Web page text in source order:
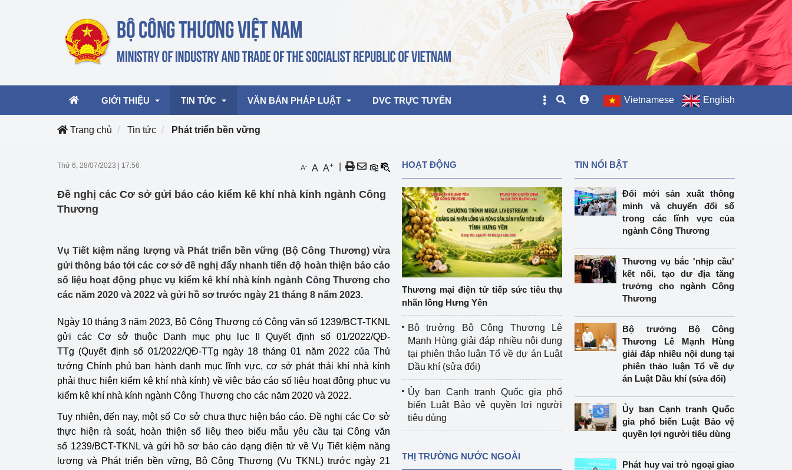
GIỚI THIỆU
Cơ cấu tổ chức
TIN TỨC
Hoạt động của Lãnh đạo Bộ
mại, Dịch vụ Việt Nam 2026
Hoạt động của Bộ trưởng
Công Thương - Công luận
Họp báo
Thông cáo báo chí
Điểm báo
Chuyển đổi số
Lịch sử phát triển
Bản tin Thị trường Nông Lâm Thủy sản
Phát triển nguồn nhân lực
Phát triển bền vững
Tổ chức kiểm định
Tổ chức kiểm định kỹ thuật an toàn lao
động thuộc thẩm quyền quản lý của
Bộ Công Thương
Văn hóa ngành Công Thương
VĂN BẢN PHÁP LUẬT DVC TRỰC TUYẾN Vietnamese English
Trang chủ Tin tức Phát triển bền vững
Thứ 6, 28/07/2023 17:56 A- A A+
Đề nghị các Cơ sở gửi báo cáo kiểm kê khí nhà kính ngành Công
Thương
Vụ Tiết kiệm năng lượng và Phát triển bền vững (Bộ Công Thương) vừa
gửi thông báo tới các cơ sở đề nghị đẩy nhanh tiến độ hoàn thiện báo cáo
số liệu hoạt động phục vụ kiểm kê khí nhà kính ngành Công Thương cho
các năm 2020 và 2022 và gửi hồ sơ trước ngày 21 tháng 8 năm 2023.
Ngày 10 tháng 3 năm 2023, Bộ Công Thương có Công văn số 1239/BCT-TKNL
gửi các Cơ sở thuộc Danh mục phụ lục II Quyết định số 01/2022/QĐ-
TTg (Quyết định số 01/2022/QĐ-TTg ngày 18 tháng 01 năm 2022 của Thủ
tướng Chính phủ ban hành danh mục lĩnh vực, cơ sở phát thải khí nhà kính
phải thực hiện kiểm kê khí nhà kính) về việc báo cáo số liệu hoạt động phục vụ
kiểm kê khí nhà kính ngành Công Thương cho các năm 2020 và 2022.
Tuy nhiên, đến nay, một số Cơ sở chưa thực hiện báo cáo. Đề nghị các Cơ sở
thực hiện rà soát, hoàn thiện số liêụ theo biểu mẫu yêu cầu tại Công văn
số 1239/BCT-TKNL và gửi hồ sơ báo cáo dạng điện tử về Vụ Tiết kiệm năng
lượng và Phát triển bền vững, Bộ Công Thương (Vụ TKNL) trước ngày 21
HOẠT ĐỘNG
Thương mại điện tử tiếp sức tiêu thụ
nhãn lồng Hưng Yên
Bộ trưởng Bộ Công Thương Lê
Mạnh Hùng giải đáp nhiều nội dung
tại phiên thảo luận Tổ về dự án Luật
Dầu khí (sửa đổi)
Ủy ban Cạnh tranh Quốc gia phổ
biến Luật Bảo vệ quyền lợi người
tiêu dùng
THỊ TRƯỜNG NƯỚC NGOÀI
TIN NỔI BẬT
Đổi mới sản xuất thông
minh và chuyển đổi số
trong các lĩnh vực của
ngành Công Thương
Thương vụ bắc 'nhịp cầu'
kết nối, tạo dư địa tăng
trưởng cho ngành Công
Thương
Bộ trưởng Bộ Công
Thương Lê Mạnh Hùng
giải đáp nhiều nội dung tại
phiên thảo luận Tổ về dự
án Luật Dầu khí (sửa đổi)
Ủy ban Cạnh tranh Quốc
gia phổ biến Luật Bảo vệ
quyền lợi người tiêu dùng
Phát huy vai trò ngoại giao